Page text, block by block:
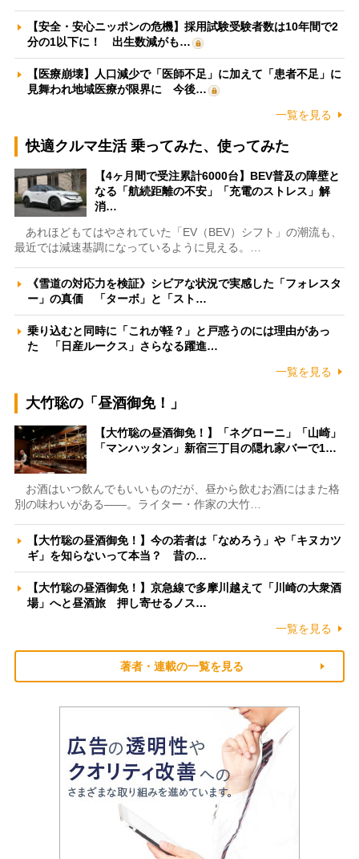
【安全・安心ニッポンの危機】採用試験受験者数は10年間で2
分の1以下に！ 出生数減がも…
【医療崩壊】人口減少で「医師不足」に加えて「患者不足」に
見舞われ地域医療が限界に 今後…
一覧を見る
快適クルマ生活 乗ってみた、使ってみた
【4ヶ月間で受注累計6000台】BEV普及の障壁と
なる「航続距離の不安」「充電のストレス」解
消…
あれほどもてはやされていた「EV（BEV）シフト」の潮流も、
最近では減速基調になっているように見える。…
《雪道の対応力を検証》シビアな状況で実感した「フォレスタ
ー」の真価 「ターボ」と「スト…
乗り込むと同時に「これが軽？」と戸惑うのには理由があっ
た 「日産ルークス」さらなる躍進…
一覧を見る
大竹聡の「昼酒御免！」
【大竹聡の昼酒御免！】「ネグローニ」「山崎」
「マンハッタン」新宿三丁目の隠れ家バーで1…
お酒はいつ飲んでもいいものだが、昼から飲むお酒にはまた格
別の味わいがある――。ライター・作家の大竹…
【大竹聡の昼酒御免！】今の若者は「なめろう」や「キヌカツ
ギ」を知らないって本当？ 昔の…
【大竹聡の昼酒御免！】京急線で多摩川越えて「川崎の大衆酒
場」へと昼酒旅 押し寄せるノス…
一覧を見る
著者・連載の一覧を見る